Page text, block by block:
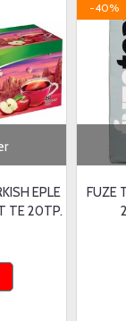
EPLE
TE 20TP.
-40%
FUZE